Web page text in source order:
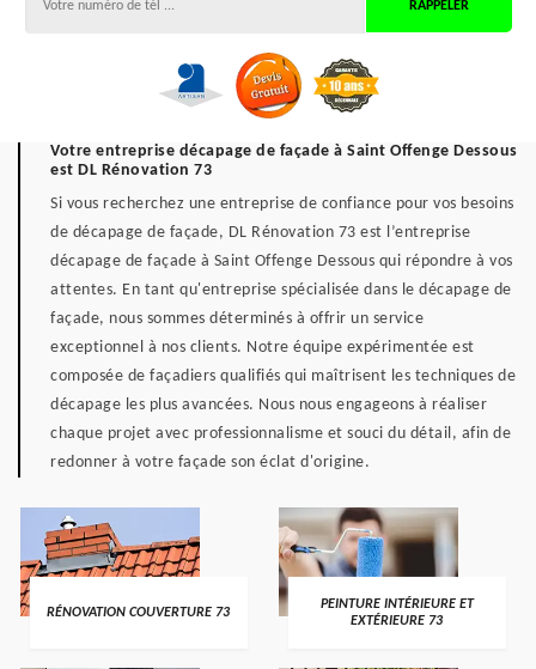
Votre entreprise décapage de façade à Saint Offenge Dessous
est DL Rénovation 73
Si vous recherchez une entreprise de confiance pour vos besoins
de décapage de façade, DL Rénovation 73 est l’entreprise
décapage de façade à Saint Offenge Dessous qui répondre à vos
attentes. En tant qu'entreprise spécialisée dans le décapage de
façade, nous sommes déterminés à offrir un service
exceptionnel à nos clients. Notre équipe expérimentée est
composée de façadiers qualifiés qui maîtrisent les techniques de
décapage les plus avancées. Nous nous engageons à réaliser
chaque projet avec professionnalisme et souci du détail, afin de
redonner à votre façade son éclat d'origine.
RÉNOVATION COUVERTURE 73
PEINTURE INTÉRIEURE ET
EXTÉRIEURE 73